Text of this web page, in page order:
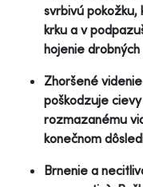
svrbivú pokožku,
krku a v
hojenie
Zhoršené
poškodzuje
rozmazanému
konečnom
Brnenie a